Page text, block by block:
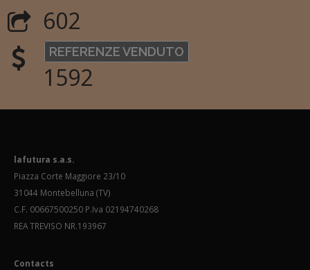
602
REFERENZE VENDUTO
1592
lafutura s.a.s.
Piazza Corte Maggiore 23/10
31044 Montebelluna (TV)
C.F. 00667500250 P.Iva 02194740268
REA TREVISO NR.193967
Contacts